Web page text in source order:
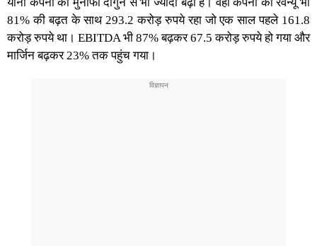
यानी कंपनी का मुनाफा दोगुने से भी ज्यादा बढ़ा है। वहीं कंपनी का रेवेन्यू भी
81% की बढ़त के साथ 293.2 करोड़ रुपये रहा जो एक साल पहले 161.8
करोड़ रुपये था। EBITDAभी 87% बढ़कर 67.5 करोड़ रुपये हो गया और
मार्जिन बढ़कर 23% तक पहुंच गया।